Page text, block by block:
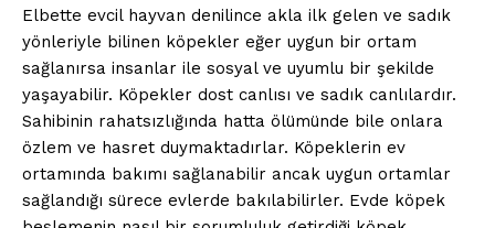
Elbette evcil hayvan denilince akla ilk gelen ve sadık
yönleriyle bilinen köpekler eğer uygun bir ortam
sağlanırsa insanlar ile sosyal ve uyumlu bir şekilde
yaşayabilir. Köpekler dost canlısı ve sadık canlılardır.
Sahibinin rahatsızlığında hatta ölümünde bile onlara
özlem ve hasret duymaktadırlar. Köpeklerin ev
ortamında bakımı sağlanabilir ancak uygun ortamlar
sağlandığı sürece evlerde bakılabilirler. Evde köpek